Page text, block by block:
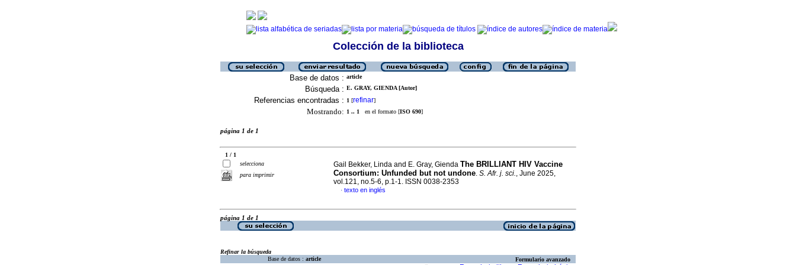
Colección de la biblioteca
Base de datos : article
Búsqueda : E. GRAY, GIENDA [Autor]
Referencias encontradas : 1 [refinar]
Mostrando: 1 .. 1 en el formato [ISO 690]
página 1 de 1
1 / 1
selecciona
para imprimir
Gail Bekker, Linda and E. Gray, Gienda The BRILLIANT HIV Vaccine
Consortium: Unfunded but not undone. S. Afr. j. sci., June 2025,
vol.121, no.5-6, p.1-1. ISSN 0038-2353
· texto en inglés
página 1 de 1
Refinar la búsqueda
Base de datos : article Formulario avanzado